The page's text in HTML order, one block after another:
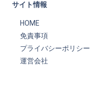
サイト情報
HOME
免責事項
プライバシーポリシー
運営会社